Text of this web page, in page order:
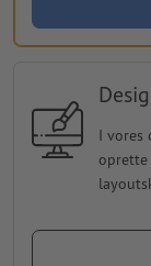
I vores